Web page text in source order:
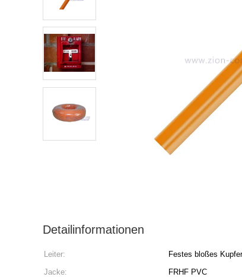
Detailinformationen
Leiter: Festes bloßes Kupfer
Jacke:
FRHF PVC